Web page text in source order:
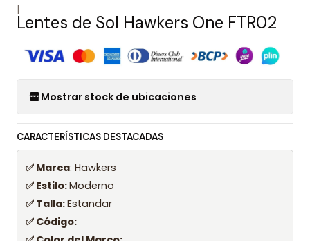
|
Lentes de Sol Hawkers One FTR02
Mostrar stock de ubicaciones
CARACTERÍSTICAS DESTACADAS
✅ Marca: Hawkers
✅ Estilo:Moderno
✅ Talla:Estandar
✅ Código: